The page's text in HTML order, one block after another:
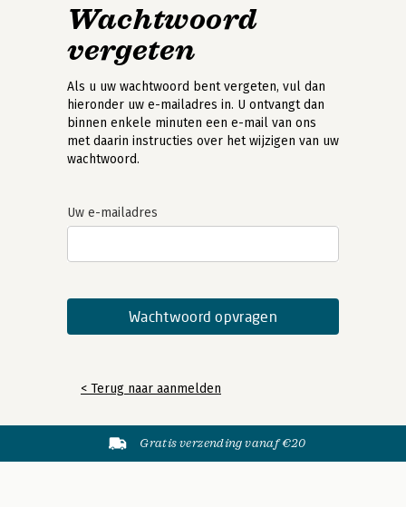
Wachtwoord
vergeten
Als u uw wachtwoord bent vergeten, vul dan
hieronder uw e-mailadres in. U ontvangt dan
binnen enkele minuten een e-mail van ons
met daarin instructies over het wijzigen van uw
wachtwoord.
Uw e-mailadres
< Terug naar aanmelden
Gratis verzending vanaf €20